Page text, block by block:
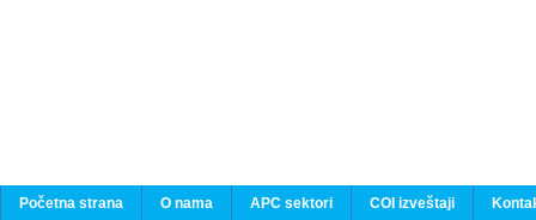
Početna strana O nama APC sektori COI izveštaji